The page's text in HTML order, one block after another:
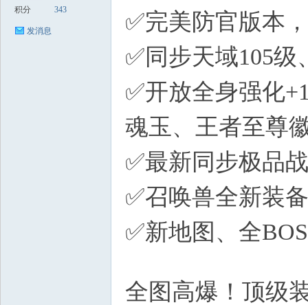
积分 343
发消息
✅完美防官版本
✅同步天域105
✅开放全身强化
魂玉、王者至尊
✅最新同步极品
✅召唤兽全新装
✅新地图、全
全图高爆！顶级